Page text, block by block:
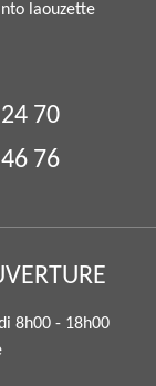
laouzette
70
76
8h00 - 18h00